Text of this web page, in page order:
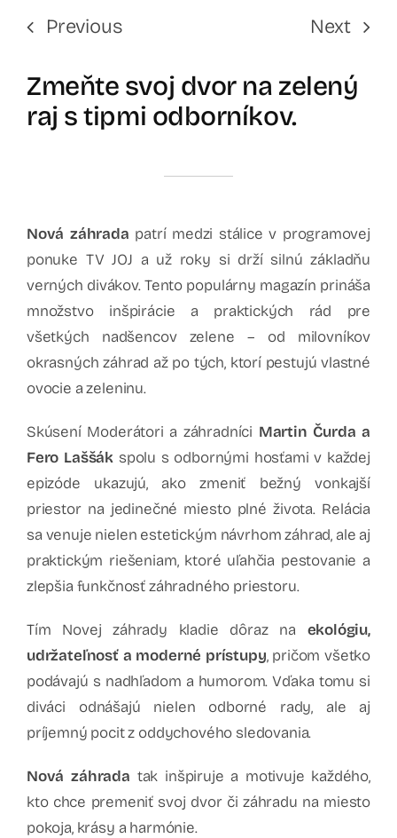
Previous Next
Zmeňte svoj dvor na zelený
raj s tipmi odborníkov.
Nová záhrada patrí medzi stálice v programovej
ponuke TV JOJ a už roky si drží silnú základňu
verných divákov. Tento populárny magazín prináša
množstvo inšpirácie a praktických rád pre
všetkých nadšencov zelene – od milovníkov
okrasných záhrad až po tých, ktorí pestujú vlastné
ovocie a zeleninu.
Skúsení Moderátori a záhradníci Martin Čurda a
Fero Laššák spolu s odbornými hosťami v každej
epizóde ukazujú, ako zmeniť bežný vonkajší
priestor na jedinečné miesto plné života. Relácia
sa venuje nielen estetickým návrhom záhrad, ale aj
praktickým riešeniam, ktoré uľahčia pestovanie a
zlepšia funkčnosť záhradného priestoru.
Tím Novej záhrady kladie dôraz na ekológiu,
udržateľnosť a moderné prístupy, pričom všetko
podávajú s nadhľadom a humorom. Vďaka tomu si
diváci odnášajú nielen odborné rady, ale aj
príjemný pocit z oddychového sledovania.
Nová záhrada tak inšpiruje a motivuje každého,
kto chce premeniť svoj dvor či záhradu na miesto
pokoja, krásy a harmónie.